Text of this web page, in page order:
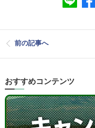
前の記事へ
おすすめコンテンツ